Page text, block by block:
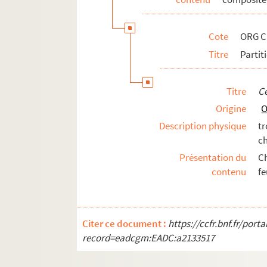
ORG C.18/2. Partitions de
ORG C.18/2. Partitions de Ruccione,
ORG C.18/2. Partitions de Ruiz,
ORG C.18/2. Partitions de Rylsford,
ORG C.19/1. Partitions de Sab,
ORG C.19/1. Partitions de Sachs,
ORG C.19/1. Partitions de Saint G.
ORG C.19/1. Partitions de Saint-
ORG C.19/1. Partitions de Saint-
ORG C.19/1. Partitions de Salabert,
ORG C.19/1. Partitions de Sanchez,
ORG C.19/1. Partitions de Sapin,
ORG C.19/1. Partitions de Sarbek,
Cote
ORG
Titre
Titre
Origine
Description physique
Présentation du
contenu
Citer ce document : https://ccfr.bnf.fr/
record=eadcgm:EADC:a2133517